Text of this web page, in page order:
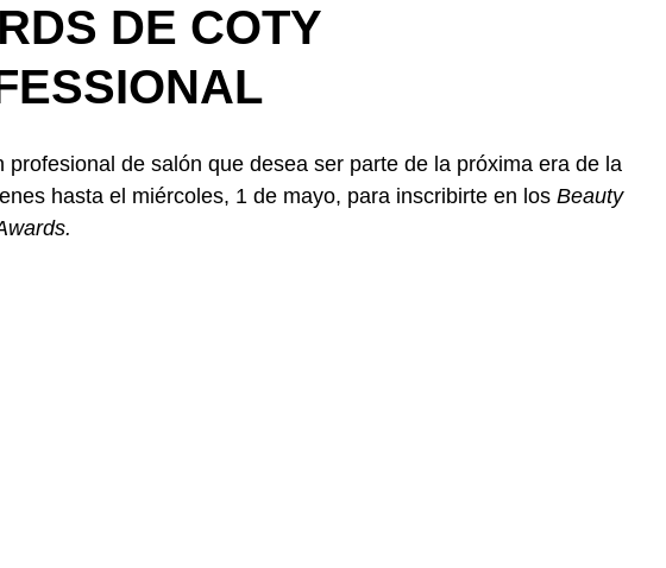
DE COTY
profesional de salón que desea ser parte de la próxima era de la
hasta el miércoles, 1 de mayo, para inscribirte en los Beauty